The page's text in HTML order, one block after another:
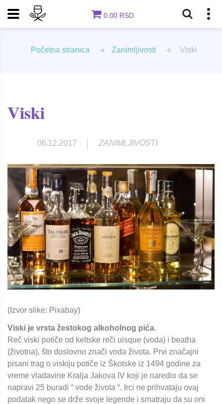
0.00 RSD
Početna stranica Zanimljivosti Viski
Viski
06.12.2017 ZANIMLJIVOSTI
(Izvor slike: Pixabay)
Viski je vrsta žestokog alkoholnog pića.
Reč viski potiče od keltske reči uisque (voda) i beatha
(životna), što doslovno znači voda života. Prvi značajni
pisani trag o viskiju potiče iz Škotske iz 1494 godine za
vreme vladavine Kralja Jakova IV koji je naredio da se
napravi 25 buradi “ vode života “. Irci ne prihvataju ovaj
podatak nego se drže svoje legende i smatraju da su oni